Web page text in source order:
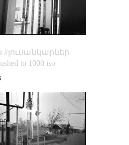
լուսանկարներ
to 1000 iso